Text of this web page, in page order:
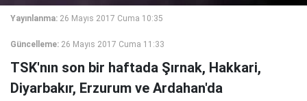
Yayınlanma: 26 Mayıs 2017 Cuma 10:35
Güncelleme: 26 Mayıs 2017 Cuma 11:33
TSK'nın son bir haftada Şırnak, Hakkari,
Diyarbakır, Erzurum ve Ardahan'da